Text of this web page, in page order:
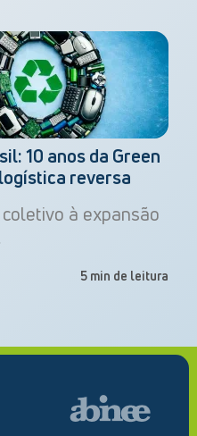
10 anos da Green
reversa
à expansão
5 min de leitura